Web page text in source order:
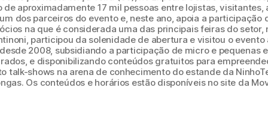
aproximadamente 17 mil pessoas entre lojistas,
dos parceiros do evento e, neste ano, apoia a
na que é considerada uma das principais feiras do setor,
participou da solenidade de abertura e visitou o
2008, subsidiando a participação de micro e pequenas
e disponibilizando conteúdos gratuitos para
talk-shows na arena de conhecimento do estande da
Os conteúdos e horários estão disponíveis no site da